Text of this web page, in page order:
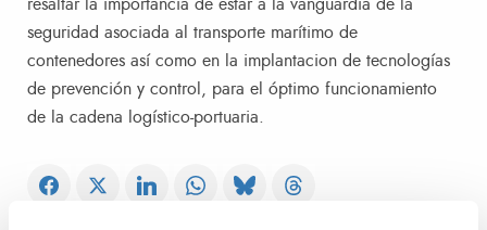
resaltar la importancia de estar a la vanguardia de la
seguridad asociada al transporte marítimo de
contenedores así como en la implantacion de tecnologías
de prevención y control, para el óptimo funcionamiento
de la cadena logístico-portuaria.